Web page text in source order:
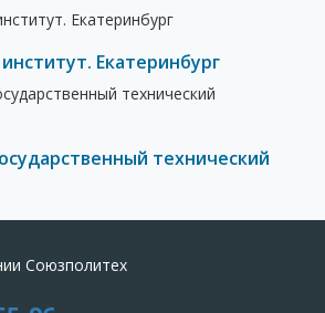
Екатеринбург
технический